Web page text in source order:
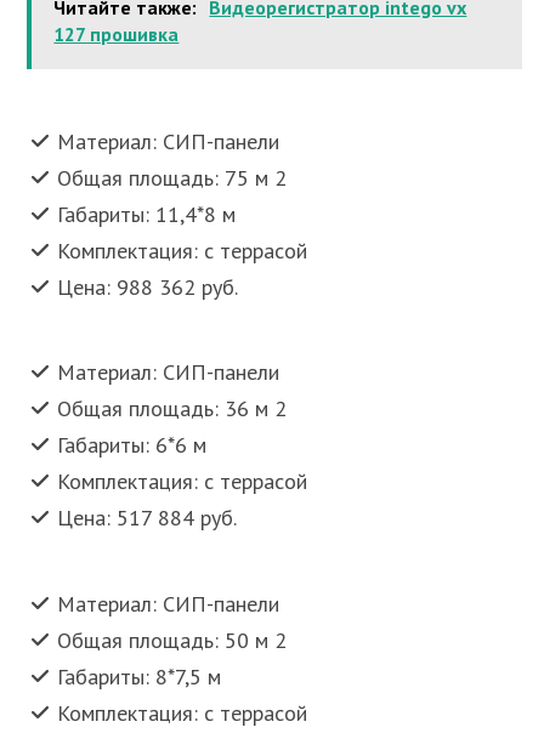
Читайте также: Видеорегистратор intego vx
127 прошивка
Материал: СИП-панели
Общая площадь: 75 м 2
Габариты: 11,4*8 м
Комплектация: с террасой
Цена: 988 362 руб.
Материал: СИП-панели
Общая площадь: 36 м 2
Габариты: 6*6 м
Комплектация: с террасой
Цена: 517 884 руб.
Материал: СИП-панели
Общая площадь: 50 м 2
Габариты: 8*7,5 м
Комплектация: с террасой